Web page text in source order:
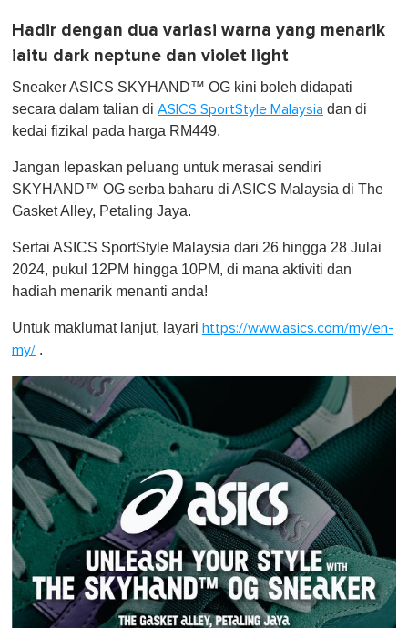
Hadir dengan dua variasi warna yang menarik
iaitu dark neptune dan violet light
Sneaker ASICS SKYHAND™ OG kini boleh didapati
secara dalam talian di ASICS SportStyle Malaysia dan di
kedai fizikal pada harga RM449.
Jangan lepaskan peluang untuk merasai sendiri
SKYHAND™ OG serba baharu di ASICS Malaysia di The
Gasket Alley, Petaling Jaya.
Sertai ASICS SportStyle Malaysia dari 26 hingga 28 Julai
2024, pukul 12PM hingga 10PM, di mana aktiviti dan
hadiah menarik menanti anda!
Untuk maklumat lanjut, layari https://www.asics.com/my/en-
my/ .